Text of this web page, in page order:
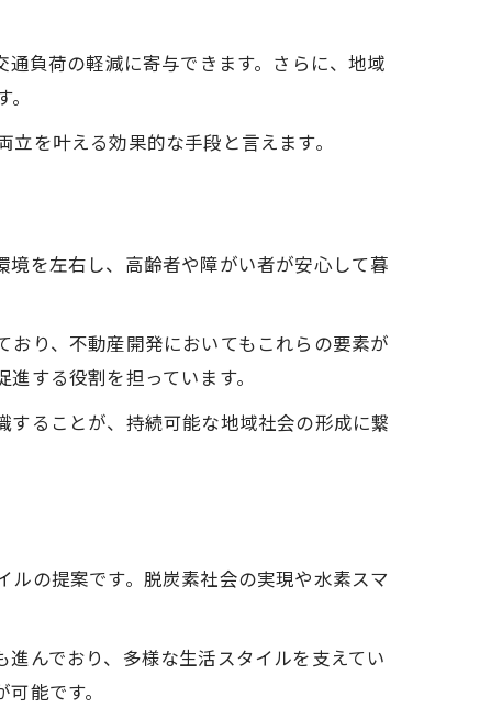
負荷の軽減に寄与できます。さらに、地域
を叶える効果的な手段と言えます。
を左右し、高齢者や障がい者が安心して暮
り、不動産開発においてもこれらの要素が
する役割を担っています。
ることが、持続可能な地域社会の形成に繋
の提案です。脱炭素社会の実現や水素スマ
んでおり、多様な生活スタイルを支えてい
能です。